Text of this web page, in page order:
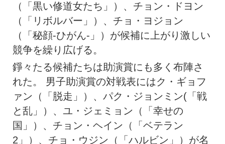
（「黒い修道女たち」）、チョン・ドヨン
（「リボルバー」）、チョ・ヨジョン
（「秘顔-ひがん-」）が候補に上がり激しい
競争を繰り広げる。
錚々たる候補たちは助演賞にも多く布陣さ
れた。 男子助演賞の対戦表にはク・ギョフ
ァン（「脱走」）、パク・ジョンミン(「戦
と乱」）、ユ・ジェミョン（「幸せの
国」）、チョン・ヘイン（「ベテラン
2」）、チョ・ウジン（「ハルビン」）が名